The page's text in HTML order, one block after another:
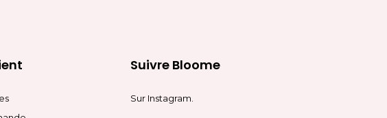
Suivre Bloome
Sur Instagram